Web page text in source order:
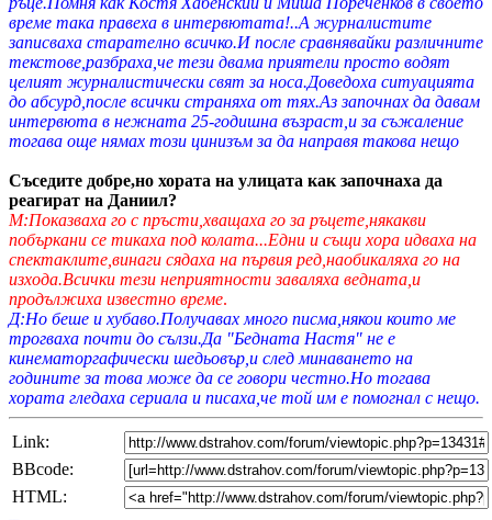
време така правеха в интервютата!..А журналистите
записваха старателно всичко.И после сравнявайки различните
текстове,разбраха,че тези двама приятели просто водят
целият журналистически свят за носа.Доведоха ситуацията
до абсурд,после всички страняха от тях.Аз започнах да давам
интервюта в нежната 25-годишна възраст,и за съжаление
тогава още нямах този цинизъм за да направя такова нещо
Съседите добре,но хората на улицата как започнаха да
реагират на Даниил?
М:Показваха го с пръсти,хващаха го за ръцете,някакви
побъркани се тикаха под колата...Едни и същи хора идваха на
спектаклите,винаги сядаха на първия ред,наобикаляха го на
изхода.Всички тези неприятности заваляха ведната,и
продължиха известно време.
Д:Но беше и хубаво.Получавах много писма,някои които ме
трогваха почти до сълзи.Да "Бедната Настя" не е
кинематоргафически шедьовър,и след минаването на
годините за това може да се говори честно.Но тогава
хората гледаха сериала и писаха,че той им е помогнал с нещо.
Link:
BBcode:
HTML: